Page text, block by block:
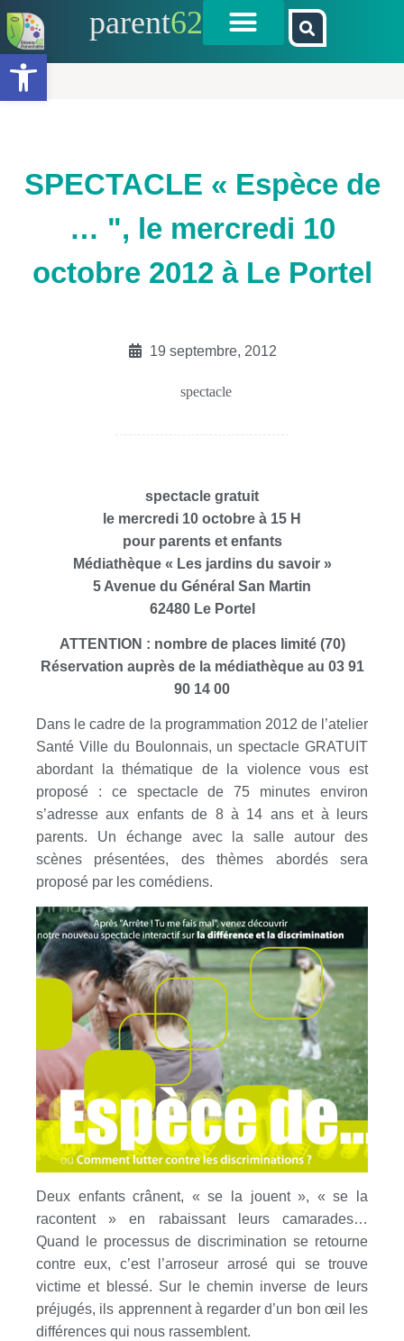
Ouvrir la barre d’outils
parent62
SPECTACLE « Espèce de
… ", le mercredi 10
octobre 2012 à Le Portel
19 septembre, 2012
spectacle
spectacle gratuit
le mercredi 10 octobre à 15 H
pour parents et enfants
Médiathèque « Les jardins du savoir »
5 Avenue du Général San Martin
62480 Le Portel
ATTENTION : nombre de places limité (70)
Réservation auprès de la médiathèque au 03 91
90 14 00
Dans le cadre de la programmation 2012 de l’atelier
Santé Ville du Boulonnais, un spectacle GRATUIT
abordant la thématique de la violence vous est
proposé : ce spectacle de 75 minutes environ
s’adresse aux enfants de 8 à 14 ans et à leurs
parents. Un échange avec la salle autour des
scènes présentées, des thèmes abordés sera
proposé par les comédiens.
Deux enfants crânent, « se la jouent », « se la
racontent » en rabaissant leurs camarades…
Quand le processus de discrimination se retourne
contre eux, c’est l’arroseur arrosé qui se trouve
victime et blessé. Sur le chemin inverse de leurs
préjugés, ils apprennent à regarder d’un bon œil les
différences qui nous rassemblent.